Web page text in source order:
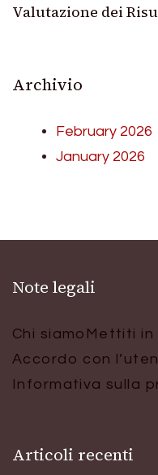
Valutazione dei
Archivio
February 2026
January 2026
Note legali
Chi siamo Mettiti
Accordo con
Informativa sulla
Articoli recenti